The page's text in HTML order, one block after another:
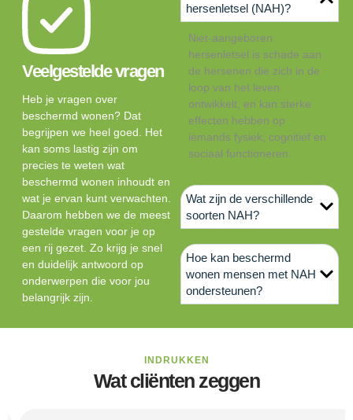
Veelgestelde vragen
Heb je vragen over
beschermd wonen? Dat
begrijpen we heel goed. Het
kan soms lastig zijn om
precies te weten wat
beschermd wonen inhoudt en
wat je ervan kunt verwachten.
Daarom hebben we de meest
gestelde vragen voor je op
een rij gezet. Zo krijg je snel
en duidelijk antwoord op
onderwerpen die voor jou
belangrijk zijn.
hersenletsel (NAH)?
Niet-aangeboren
hersenletsel is schade aan
de hersenen die zich in de
loop van het leven
ontwikkelt, en kan sterke
effecten hebben op
iemands fysiek, cognitief en
sociaal functioneren.
Wat zijn de verschillende
soorten NAH?
Hoe kan beschermd
wonen mensen met NAH
ondersteunen?
INDRUKKEN
Wat cliënten zeggen